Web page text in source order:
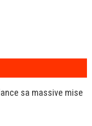
sa massive mise